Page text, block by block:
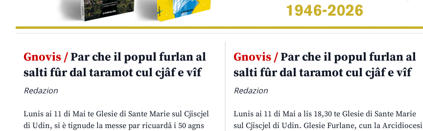
Gnovis /Par che il popul furlan al
salti fûr dal taramot cul cjâf e vîf
Redazion
Lunis ai 11 di Mai te Glesie di Sante Marie sul Cjiscjel
di Udin, si è tignude la messe par ricuardâ i 50 agns
Gnovis /Par che il popul furlan al
salti fûr dal taramot cul cjâf e vîf
Redazion
Lunis ai 11 di Mai a lis 18,30 te Glesie di Sante Marie
sul Cjiscjel di Udin. Glesie Furlane, cun la Arcidiocesi